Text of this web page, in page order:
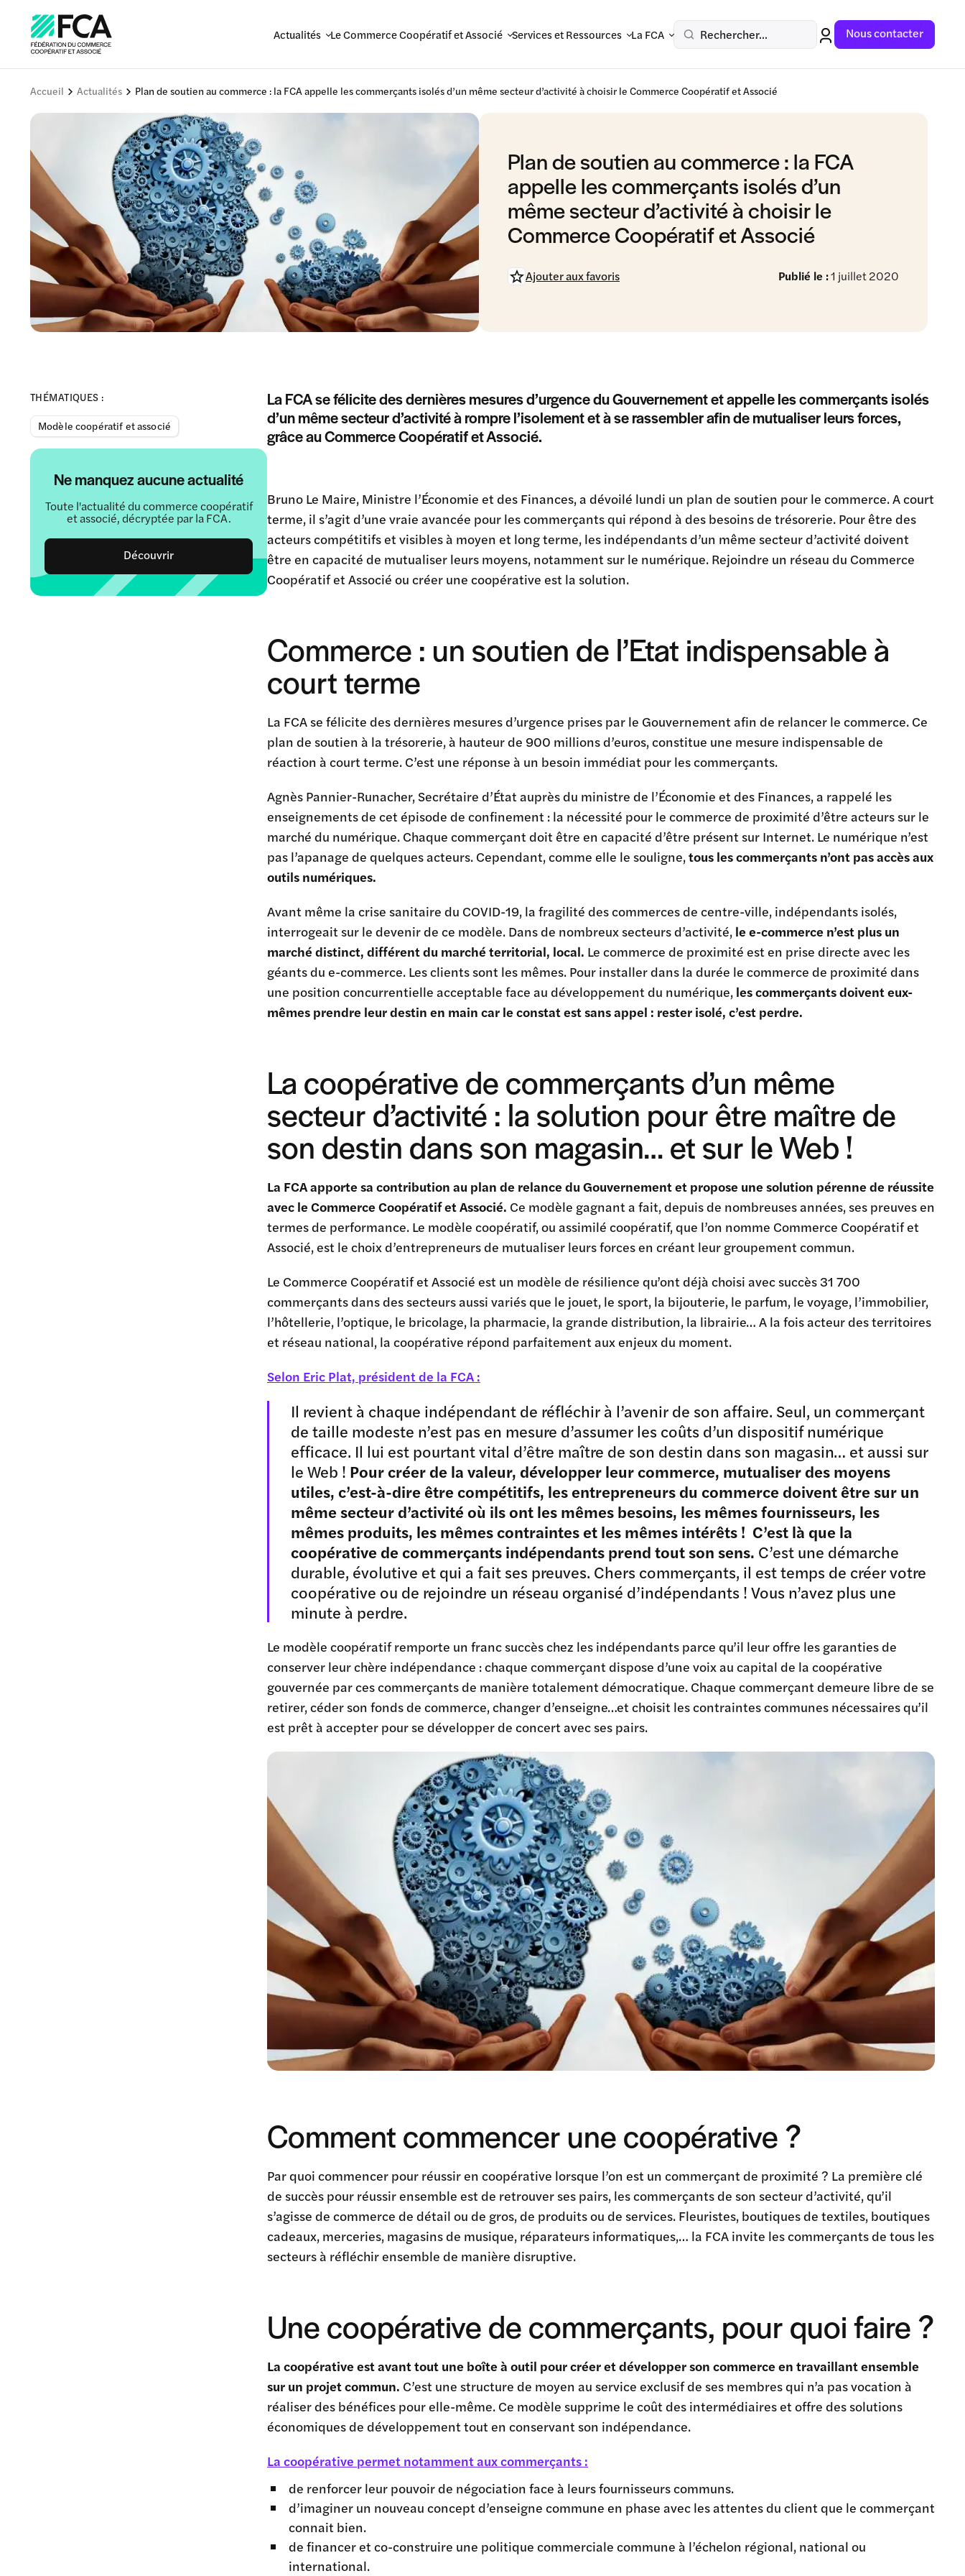
Actualités Le Commerce Coopératif et Associé Services et Ressources La FCA Rechercher... Nous contacter
Accueil Actualités Plan de soutien au commerce : la FCA appelle les commerçants isolés d’un même secteur d’activité à choisir le Commerce Coopératif et Associé
Plan de soutien au commerce : la FCA
appelle les commerçants isolés d’un
même secteur d’activité à choisir le
Commerce Coopératif et Associé
Publié le :1 juillet 2020
Ajouter aux favoris
THÉMATIQUES :
Modèle coopératif et associé
Ne manquez aucune actualité
Toute l'actualité du commerce coopératif
et associé, décryptée par la FCA.
Découvrir
La FCA se félicite des dernières mesures d’urgence du Gouvernement et appelle les commerçants isolés
d’un même secteur d’activité à rompre l’isolement et à se rassembler afin de mutualiser leurs forces,
grâce au Commerce Coopératif et Associé.
Bruno Le Maire, Ministre l’Économie et des Finances, a dévoilé lundi un plan de soutien pour le commerce. A court
terme, il s’agit d’une vraie avancée pour les commerçants qui répond à des besoins de trésorerie. Pour être des
acteurs compétitifs et visibles à moyen et long terme, les indépendants d’un même secteur d’activité doivent
être en capacité de mutualiser leurs moyens, notamment sur le numérique. Rejoindre un réseau du Commerce
Coopératif et Associé ou créer une coopérative est la solution.
Commerce : un soutien de l’Etat indispensable à
court terme
La FCA se félicite des dernières mesures d’urgence prises par le Gouvernement afin de relancer le commerce. Ce
plan de soutien à la trésorerie, à hauteur de 900 millions d’euros, constitue une mesure indispensable de
réaction à court terme. C’est une réponse à un besoin immédiat pour les commerçants.
Agnès Pannier-Runacher, Secrétaire d’État auprès du ministre de l’Économie et des Finances, a rappelé les
enseignements de cet épisode de confinement : la nécessité pour le commerce de proximité d’être acteurs sur le
marché du numérique. Chaque commerçant doit être en capacité d’être présent sur Internet. Le numérique n’est
pas l’apanage de quelques acteurs. Cependant, comme elle le souligne,tous les commerçants n’ont pas accès aux
outils numériques.
Avant même la crise sanitaire du COVID-19, la fragilité des commerces de centre-ville, indépendants isolés,
interrogeait sur le devenir de ce modèle. Dans de nombreux secteurs d’activité, le e-commerce n’est plus un
marché distinct, différent du marché territorial, local. Le commerce de proximité est en prise directe avec les
géants du e-commerce. Les clients sont les mêmes. Pour installer dans la durée le commerce de proximité dans
une position concurrentielle acceptable face au développement du numérique, les commerçants doivent eux-
mêmes prendre leur destin en main car le constat est sans appel : rester isolé, c’est perdre.
La coopérative de commerçants d’un même
secteur d’activité : la solution pour être maître de
son destin dans son magasin… et sur le Web !
La FCA apporte sa contribution au plan de relance du Gouvernement et propose une solution pérenne de réussite
avec le Commerce Coopératif et Associé. Ce modèle gagnant a fait, depuis de nombreuses années, ses preuves en
termes de performance. Le modèle coopératif, ou assimilé coopératif, que l’on nomme Commerce Coopératif et
Associé, est le choix d’entrepreneurs de mutualiser leurs forces en créant leur groupement commun.
Le Commerce Coopératif et Associé est un modèle de résilience qu’ont déjà choisi avec succès 31 700
commerçants dans des secteurs aussi variés que le jouet, le sport, la bijouterie, le parfum, le voyage, l’immobilier,
l’hôtellerie, l’optique, le bricolage, la pharmacie, la grande distribution, la librairie… A la fois acteur des territoires
et réseau national, la coopérative répond parfaitement aux enjeux du moment.
Selon Eric Plat, président de la FCA :
Il revient à chaque indépendant de réfléchir à l’avenir de son affaire. Seul, un commerçant
de taille modeste n’est pas en mesure d’assumer les coûts d’un dispositif numérique
efficace. Il lui est pourtant vital d’être maître de son destin dans son magasin… et aussi sur
le Web ! Pour créer de la valeur, développer leur commerce, mutualiser des moyens
utiles, c’est-à-dire être compétitifs, les entrepreneurs du commerce doivent être sur un
même secteur d’activité où ils ont les mêmes besoins, les mêmes fournisseurs, les
mêmes produits, les mêmes contraintes et les mêmes intérêts ! C’est là que la
coopérative de commerçants indépendants prend tout son sens. C’est une démarche
durable, évolutive et qui a fait ses preuves. Chers commerçants, il est temps de créer votre
coopérative ou de rejoindre un réseau organisé d’indépendants ! Vous n’avez plus une
minute à perdre.
Le modèle coopératif remporte un franc succès chez les indépendants parce qu’il leur offre les garanties de
conserver leur chère indépendance : chaque commerçant dispose d’une voix au capital de la coopérative
gouvernée par ces commerçants de manière totalement démocratique. Chaque commerçant demeure libre de se
retirer, céder son fonds de commerce, changer d’enseigne…et choisit les contraintes communes nécessaires qu’il
est prêt à accepter pour se développer de concert avec ses pairs.
Comment commencer une coopérative ?
Par quoi commencer pour réussir en coopérative lorsque l’on est un commerçant de proximité ? La première clé
de succès pour réussir ensemble est de retrouver ses pairs, les commerçants de son secteur d’activité, qu’il
s’agisse de commerce de détail ou de gros, de produits ou de services. Fleuristes, boutiques de textiles, boutiques
cadeaux, merceries, magasins de musique, réparateurs informatiques,… la FCA invite les commerçants de tous les
secteurs à réfléchir ensemble de manière disruptive.
Une coopérative de commerçants, pour quoi faire ?
La coopérative est avant tout une boîte à outil pour créer et développer son commerce en travaillant ensemble
sur un projet commun. C’est une structure de moyen au service exclusif de ses membres qui n’a pas vocation à
réaliser des bénéfices pour elle-même. Ce modèle supprime le coût des intermédiaires et offre des solutions
économiques de développement tout en conservant son indépendance.
La coopérative permet notamment aux commerçants :
de renforcer leur pouvoir de négociation face à leurs fournisseurs communs.
d’imaginer un nouveau concept d’enseigne commune en phase avec les attentes du client que le commerçant
connait bien.
de financer et co-construire une politique commerciale commune à l’échelon régional, national ou
international.